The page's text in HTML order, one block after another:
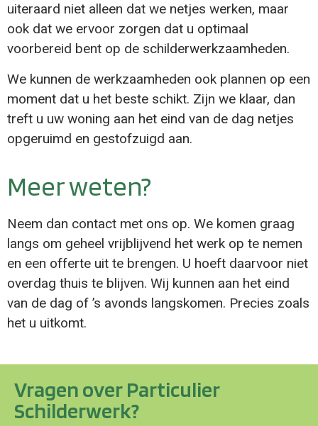
uiteraard niet alleen dat we netjes werken, maar
ook dat we ervoor zorgen dat u optimaal
voorbereid bent op de schilderwerkzaamheden.
We kunnen de werkzaamheden ook plannen op een
moment dat u het beste schikt. Zijn we klaar, dan
treft u uw woning aan het eind van de dag netjes
opgeruimd en gestofzuigd aan.
Meer weten?
Neem dan contact met ons op. We komen graag
langs om geheel vrijblijvend het werk op te nemen
en een offerte uit te brengen. U hoeft daarvoor niet
overdag thuis te blijven. Wij kunnen aan het eind
van de dag of ’s avonds langskomen. Precies zoals
het u uitkomt.
Vragen over Particulier
Schilderwerk?